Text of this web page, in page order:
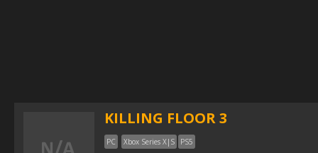
KILLING FLOOR 3
PC Xbox Series X|S PS5